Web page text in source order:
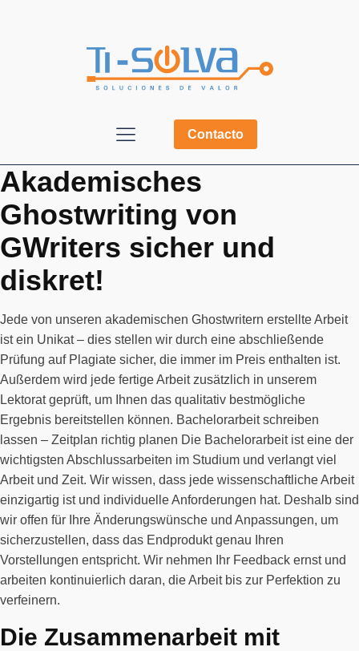
Contacto
Akademisches
Ghostwriting von
GWriters sicher und
diskret!
Jede von unseren akademischen Ghostwritern erstellte Arbeit
ist ein Unikat – dies stellen wir durch eine abschließende
Prüfung auf Plagiate sicher, die immer im Preis enthalten ist.
Außerdem wird jede fertige Arbeit zusätzlich in unserem
Lektorat geprüft, um Ihnen das qualitativ bestmögliche
Ergebnis bereitstellen können. Bachelorarbeit schreiben
lassen – Zeitplan richtig planen Die Bachelorarbeit ist eine der
wichtigsten Abschlussarbeiten im Studium und verlangt viel
Arbeit und Zeit. Wir wissen, dass jede wissenschaftliche Arbeit
einzigartig ist und individuelle Anforderungen hat. Deshalb sind
wir offen für Ihre Änderungswünsche und Anpassungen, um
sicherzustellen, dass das Endprodukt genau Ihren
Vorstellungen entspricht. Wir nehmen Ihr Feedback ernst und
arbeiten kontinuierlich daran, die Arbeit bis zur Perfektion zu
verfeinern.
Die Zusammenarbeit mit